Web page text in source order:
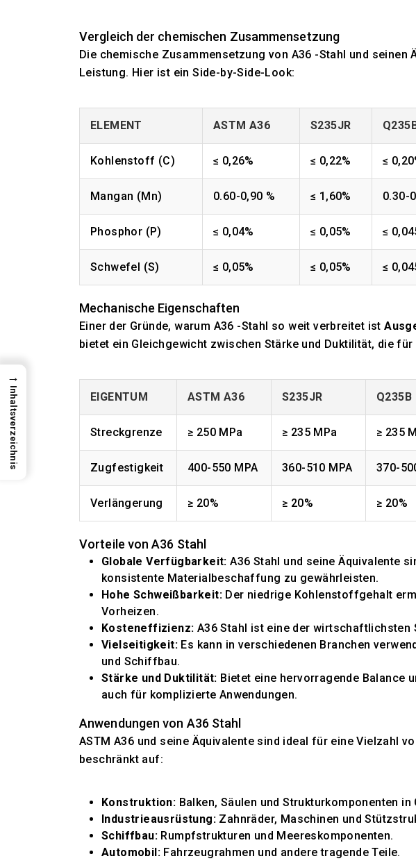
Vergleich der chemischen Zusammensetzung
Die chemische Zusammensetzung von A36 -Stahl und
Leistung. Hier ist ein Side-by-Side-Look:
ELEMENT ASTM A36 S235JR
Kohlenstoff (C) ≤ 0,26% ≤ 0,22% ≤
Mangan (Mn) 0.60-0,90 % ≤ 1,60% 0.30-
Phosphor (P) ≤ 0,04% ≤ 0,05% ≤
Schwefel (S) ≤ 0,05% ≤ 0,05% ≤
Mechanische Eigenschaften
Einer der Gründe, warum A36 -Stahl so weit verbreitet ist
bietet ein Gleichgewicht zwischen Stärke und Duktilität, die
EIGENTUM ASTM A36 S235JR Q235B
Streckgrenze ≥ 250 MPa ≥ 235 MPa ≥ 235
Zugfestigkeit 400-550 MPA 360-510 MPA 370-
Verlängerung ≥ 20% ≥ 20% ≥ 20%
Vorteile von A36 Stahl
Globale Verfügbarkeit: A36 Stahl und seine Äquivalente
konsistente Materialbeschaffung zu gewährleisten.
Hohe Schweißbarkeit: Der niedrige Kohlenstoffgehalt
Vorheizen.
Kosteneffizienz: A36 Stahl ist eine der wirtschaftlichsten
Vielseitigkeit: Es kann in verschiedenen Branchen
und Schiffbau.
Stärke und Duktilität: Bietet eine hervorragende Balance
auch für komplizierte Anwendungen.
Anwendungen von A36 Stahl
ASTM A36 und seine Äquivalente sind ideal für eine Vielzahl
beschränkt auf:
Konstruktion: Balken, Säulen und Strukturkomponenten in
Industrieausrüstung: Zahnräder, Maschinen und
Schiffbau: Rumpfstrukturen und Meereskomponenten.
Automobil: Fahrzeugrahmen und andere tragende Teile.
→
Inhaltsverzeichnis